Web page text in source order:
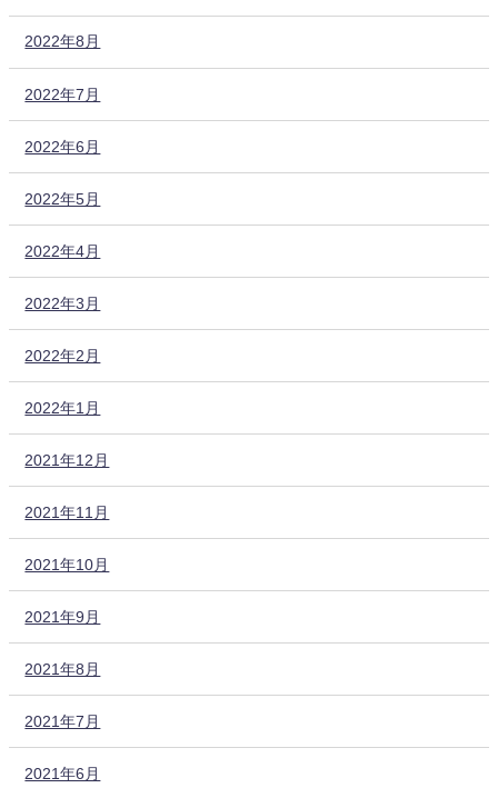
2022年8月
2022年7月
2022年6月
2022年5月
2022年4月
2022年3月
2022年2月
2022年1月
2021年12月
2021年11月
2021年10月
2021年9月
2021年8月
2021年7月
2021年6月